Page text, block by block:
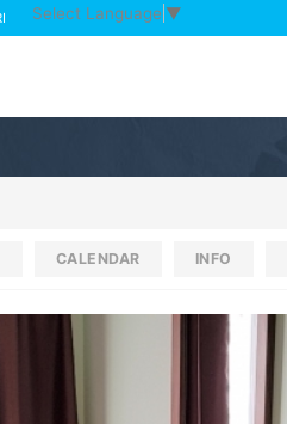
Select Language ▼
CALENDAR INFO